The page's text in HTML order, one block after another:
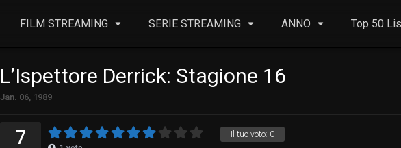
FILM STREAMING SERIE STREAMING ANNO Top 50
L’Ispettore Derrick: Stagione 16
Jan. 06, 1989
Il tuo voto: 0
7